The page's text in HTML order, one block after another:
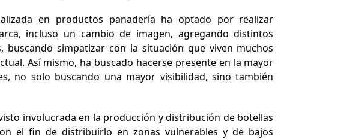
en productos panadería ha optado por realizar
incluso un cambio de imagen, agregando distintos
buscando simpatizar con la situación que viven muchos
Así mismo, ha buscado hacerse presente en la mayor
no solo buscando una mayor visibilidad, sino también
involucrada en la producción y distribución de botellas
el fin de distribuirlo en zonas vulnerables y de bajos